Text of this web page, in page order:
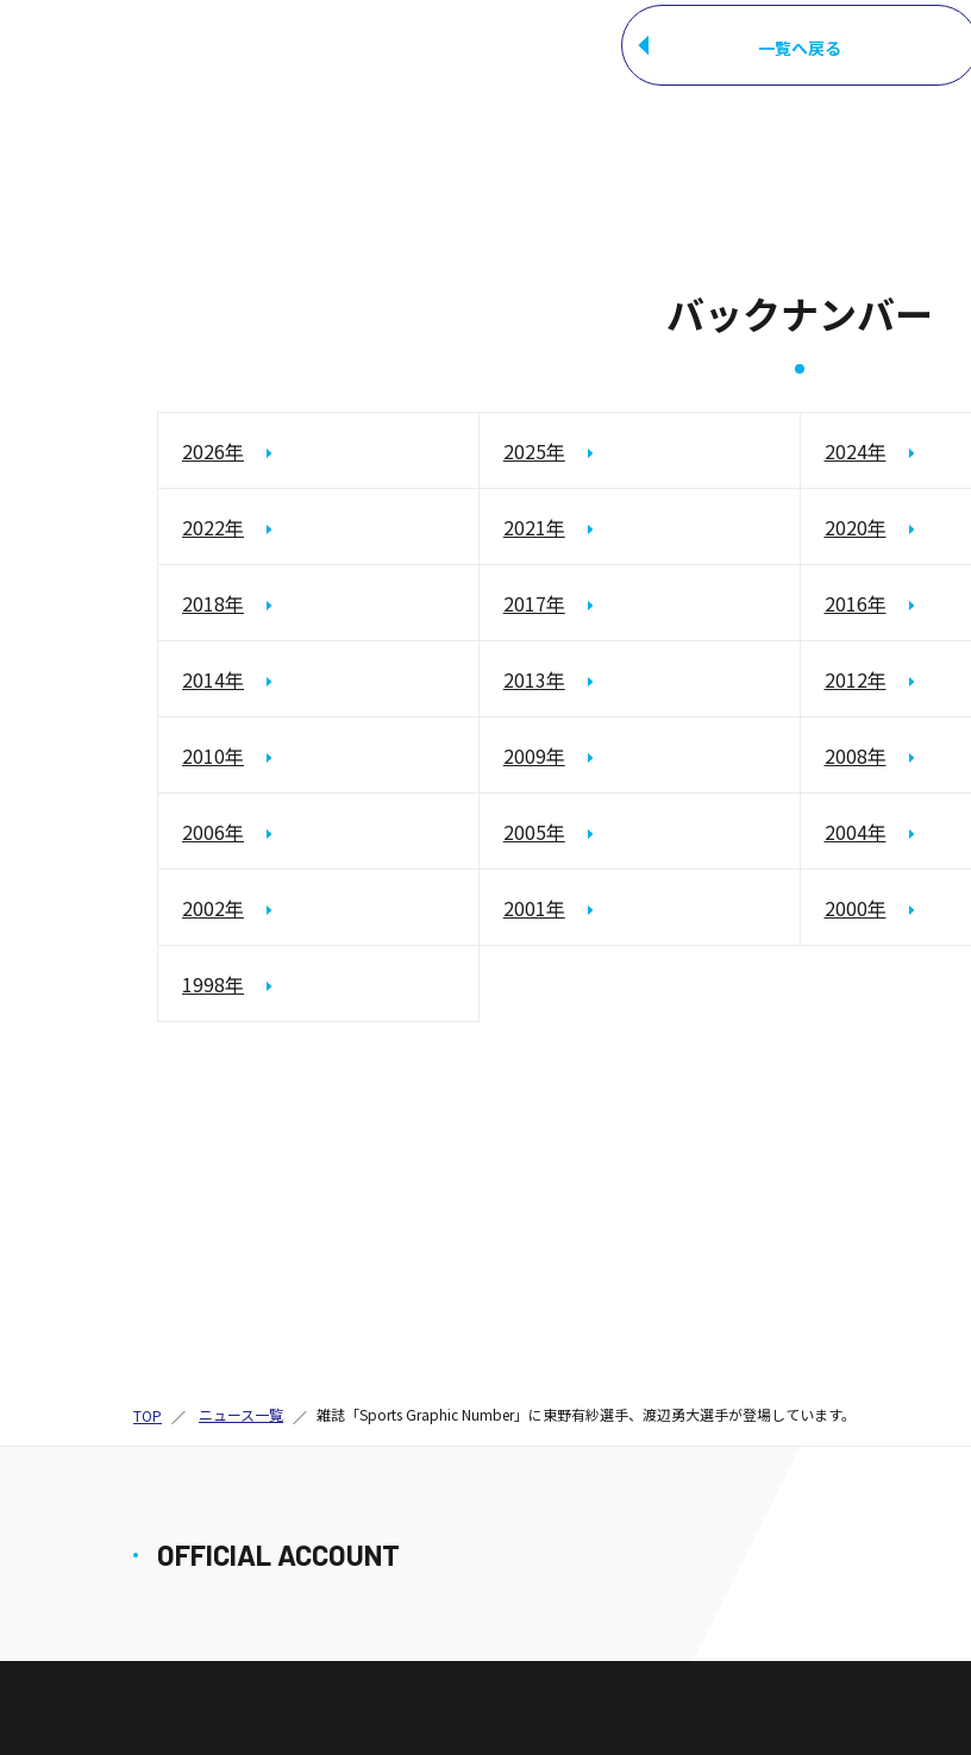
一覧へ戻る
バックナンバー
2026年 2025年 2024年
2022年 2021年 2020年
2018年 2017年 2016年
2014年 2013年 2012年
2010年 2009年 2008年
2006年 2005年 2004年
2002年 2001年 2000年
1998年
TOP ニュース一覧 雑誌「Sports Graphic Number」に東野有紗選手、渡辺勇大選手が登場しています。
OFFICIAL ACCOUNT